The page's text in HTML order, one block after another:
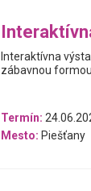
Interaktívna
zábavnou
Termín:
Mesto: Piešťany